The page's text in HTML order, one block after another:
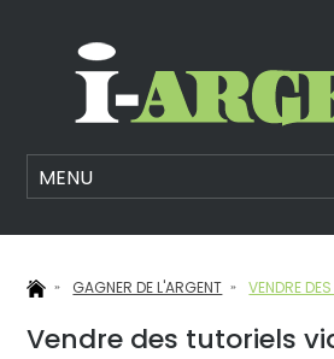
GAGNER DE L'ARGENT VENDRE
Vendre des tutoriels